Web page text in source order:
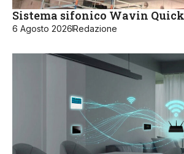
Sistema sifonico Wavin
6 Agosto 2026Redazione